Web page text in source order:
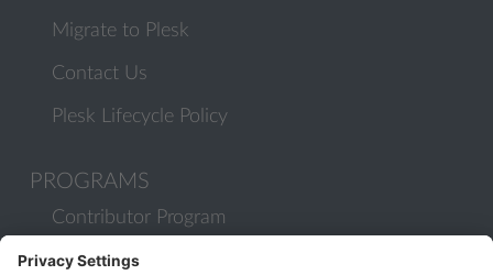
Migrate to Plesk
Contact Us
Plesk Lifecycle Policy
PROGRAMS
Contributor Program
Partner Program